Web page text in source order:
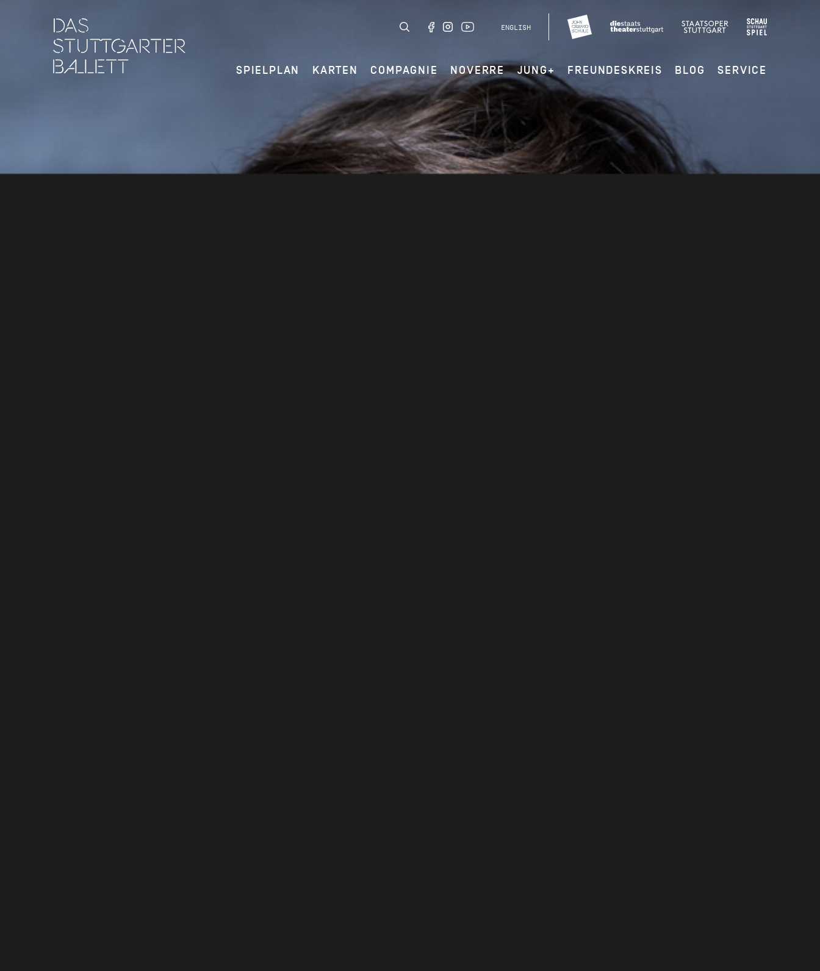
ENGLISH
SPIELPLAN KARTEN COMPAGNIE NOVERRE JUNG+ FREUNDESKREIS BLOG SERVICE